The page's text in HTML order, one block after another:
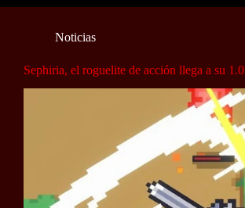
Noticias
Sephiria, el roguelite de acción llega a su 1.0